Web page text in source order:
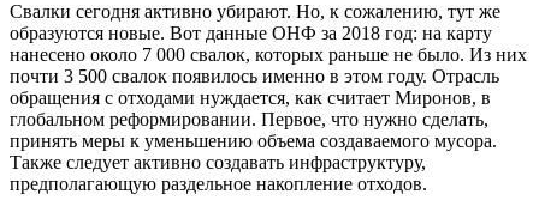
Свалки сегодня активно убирают. Но, к сожалению, тут же
образуются новые. Вот данные ОНФ за 2018 год: на карту
нанесено около 7 000 свалок, которых раньше не было. Из них
почти 3 500 свалок появилось именно в этом году. Отрасль
обращения с отходами нуждается, как считает Миронов, в
глобальном реформировании. Первое, что нужно сделать,
принять меры к уменьшению объема создаваемого мусора.
Также следует активно создавать инфраструктуру,
предполагающую раздельное накопление отходов.